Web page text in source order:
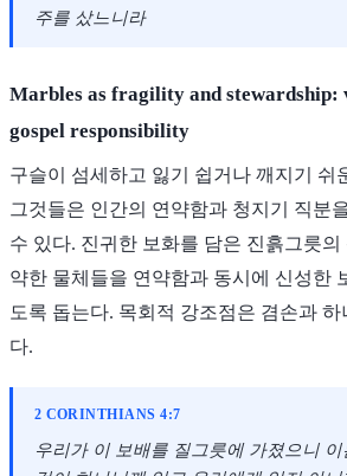
주를 샀느니라
Marbles as fragility and stewardship:
gospel responsibility
구슬이 섬세하고 잃기 쉽거나 깨지기 쉬
그것들은 인간의 연약함과 청지기 직분
수 있다. 진귀한 보화를 담은 진흙그릇의
약한 물체들을 연약함과 동시에 신성한
도록 돕는다. 목회적 강조점은 겸손과 하
다.
2 CORINTHIANS 4:7
우리가 이 보배를 질그릇에 가졌으니